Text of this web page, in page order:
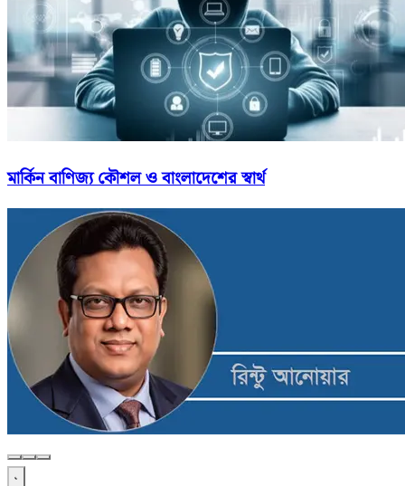
মার্কিন বাণিজ্য কৌশল ও বাংলাদেশের স্বার্থ